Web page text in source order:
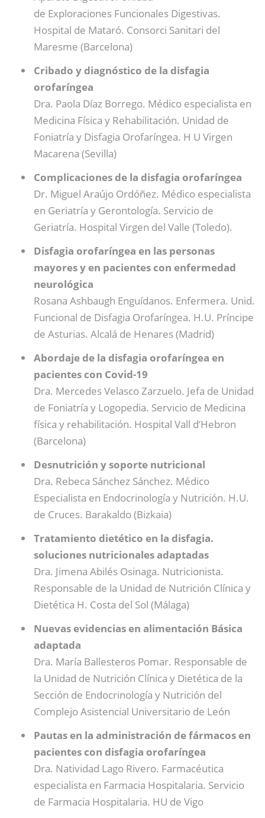
de Exploraciones Funcionales Digestivas.
Hospital de Mataró. Consorci Sanitari del
Maresme (Barcelona)
Cribado y diagnóstico de la disfagia
orofaríngea
Dra. Paola Díaz Borrego. Médico especialista en
Medicina Física y Rehabilitación. Unidad de
Foniatría y Disfagia Orofaríngea. H U Virgen
Macarena (Sevilla)
Complicaciones de la disfagia orofaríngea
Dr. Miguel Araújo Ordóñez. Médico especialista
en Geriatría y Gerontología. Servicio de
Geriatría. Hospital Virgen del Valle (Toledo).
Disfagia orofaríngea en las personas
mayores y en pacientes con enfermedad
neurológica
Rosana Ashbaugh Enguídanos. Enfermera. Unid.
Funcional de Disfagia Orofaríngea. H.U. Príncipe
de Asturias. Alcalá de Henares (Madrid)
Abordaje de la disfagia orofaríngea en
pacientes con Covid-19
Dra. Mercedes Velasco Zarzuelo. Jefa de Unidad
de Foniatría y Logopedia. Servicio de Medicina
física y rehabilitación. Hospital Vall d’Hebron
(Barcelona)
Desnutrición y soporte nutricional
Dra. Rebeca Sánchez Sánchez. Médico
Especialista en Endocrinología y Nutrición. H.U.
de Cruces. Barakaldo (Bizkaia)
Tratamiento dietético en la disfagia.
soluciones nutricionales adaptadas
Dra. Jimena Abilés Osinaga. Nutricionista.
Responsable de la Unidad de Nutrición Clínica y
Dietética H. Costa del Sol (Málaga)
Nuevas evidencias en alimentación Básica
adaptada
Dra. María Ballesteros Pomar. Responsable de
la Unidad de Nutrición Clínica y Dietética de la
Sección de Endocrinología y Nutrición del
Complejo Asistencial Universitario de León
Pautas en la administración de fármacos en
pacientes con disfagia orofaríngea
Dra. Natividad Lago Rivero. Farmacéutica
especialista en Farmacia Hospitalaria. Servicio
de Farmacia Hospitalaria. HU de Vigo